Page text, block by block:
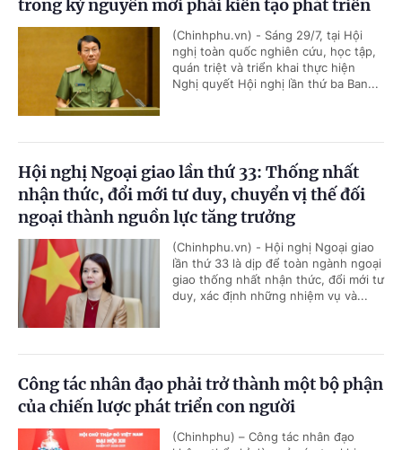
trong kỷ nguyên mới phải kiến tạo phát triển
(Chinhphu.vn) - Sáng 29/7, tại Hội
nghị toàn quốc nghiên cứu, học tập,
quán triệt và triển khai thực hiện
Nghị quyết Hội nghị lần thứ ba Ban...
Hội nghị Ngoại giao lần thứ 33: Thống nhất
nhận thức, đổi mới tư duy, chuyển vị thế đối
ngoại thành nguồn lực tăng trưởng
(Chinhphu.vn) - Hội nghị Ngoại giao
lần thứ 33 là dịp để toàn ngành ngoại
giao thống nhất nhận thức, đổi mới tư
duy, xác định những nhiệm vụ và...
Công tác nhân đạo phải trở thành một bộ phận
của chiến lược phát triển con người
(Chinhphu) – Công tác nhân đạo